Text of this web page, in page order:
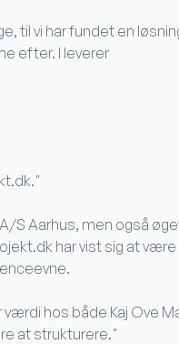
til vi har fundet en
efter. I leverer
S Aarhus, men også
har vist sig at være
hos både Kaj Ove
at strukturere."